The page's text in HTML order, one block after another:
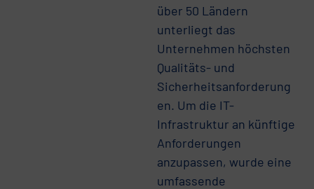
über 50 Ländern
unterliegt das
Unternehmen höchsten
Qualitäts- und
Sicherheitsanforderung
en. Um die IT-
Infrastruktur an künftige
Anforderungen
anzupassen, wurde eine
umfassende